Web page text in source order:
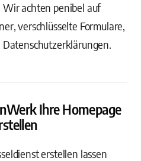
Wir achten penibel auf
verschlüsselte Formulare,
Ihre Homepage
erstellen lassen